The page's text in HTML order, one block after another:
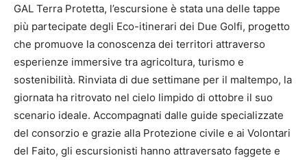
GAL Terra Protetta, l’escursione è stata una delle tappe
più partecipate degli Eco-itinerari dei Due Golfi, progetto
che promuove la conoscenza dei territori attraverso
esperienze immersive tra agricoltura, turismo e
sostenibilità. Rinviata di due settimane per il maltempo, la
giornata ha ritrovato nel cielo limpido di ottobre il suo
scenario ideale. Accompagnati dalle guide specializzate
del consorzio e grazie alla Protezione civile e ai Volontari
del Faito, gli escursionisti hanno attraversato faggete e